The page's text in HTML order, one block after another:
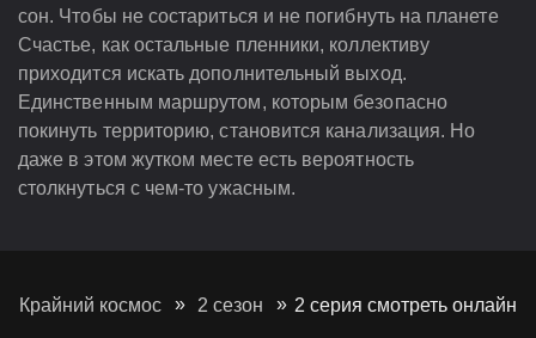
сон. Чтобы не состариться и не погибнуть на планете
Счастье, как остальные пленники, коллективу
приходится искать дополнительный выход.
Единственным маршрутом, которым безопасно
покинуть территорию, становится канализация. Но
даже в этом жутком месте есть вероятность
столкнуться с чем-то ужасным.
Крайний космос 2 сезон 2 серия смотреть онлайн